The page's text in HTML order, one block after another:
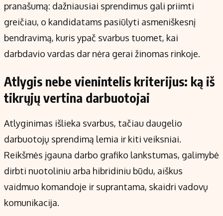
pranašumą: dažniausiai sprendimus gali priimti
greičiau, o kandidatams pasiūlyti asmeniškesnį
bendravimą, kuris ypač svarbus tuomet, kai
darbdavio vardas dar nėra gerai žinomas rinkoje.
Atlygis nebe vienintelis kriterijus: ką iš
tikrųjų vertina darbuotojai
Atlyginimas išlieka svarbus, tačiau daugelio
darbuotojų sprendimą lemia ir kiti veiksniai.
Reikšmės įgauna darbo grafiko lankstumas, galimybė
dirbti nuotoliniu arba hibridiniu būdu, aiškus
vaidmuo komandoje ir suprantama, skaidri vadovų
komunikacija.